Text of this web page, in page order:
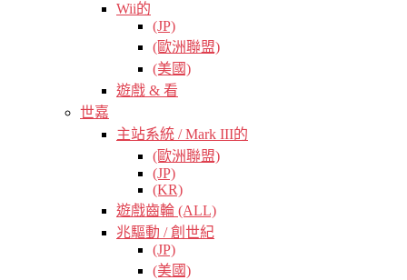
Wii的
(JP)
(歐洲聯盟)
(美國)
遊戲 & 看
世嘉
主站系統 / Mark III的
(歐洲聯盟)
(JP)
(KR)
遊戲齒輪 (ALL)
兆驅動 / 創世紀
(JP)
(美國)